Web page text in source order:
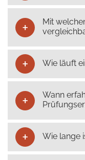
Mit
Wie läuft
Wann
Wie lange